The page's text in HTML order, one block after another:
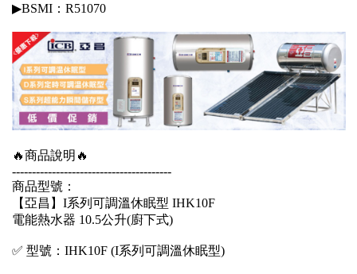
▶BSMI：R51070
🔥商品說明🔥
----------------------------------------
商品型號：
【亞昌】I系列可調溫休眠型 IHK10F
電能熱水器 10.5公升(廚下式)
✅ 型號：IHK10F (I系列可調溫休眠型)